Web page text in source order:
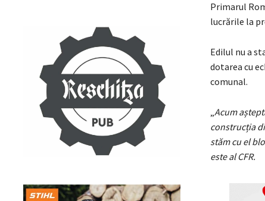
Primarul
lucrările la
Edilul nu a
dotarea cu
comunal.
„Acum
construcția
stăm cu el
este al CFR.